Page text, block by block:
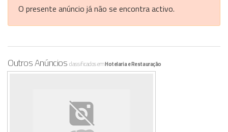
O presente anúncio já não se encontra activo.
Outros Anúncios classificados emHotelaria e Restauração